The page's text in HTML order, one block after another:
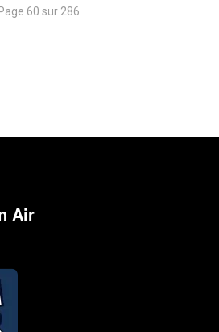
Page 60 sur 286
Air